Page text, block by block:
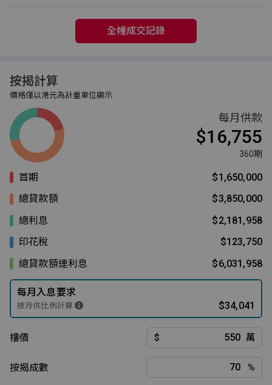
全幢成交記錄
按揭計算
價格僅以港元為計量單位顯示
每月供款
$16,755
360期
首期
$1,650,000
總貸款額
$3,850,000
總利息
$2,181,958
印花稅
$123,750
總貸款額連利息
$6,031,958
每月入息要求
按月供比例計算 $34,041
樓價 $ 萬
按揭成數 %